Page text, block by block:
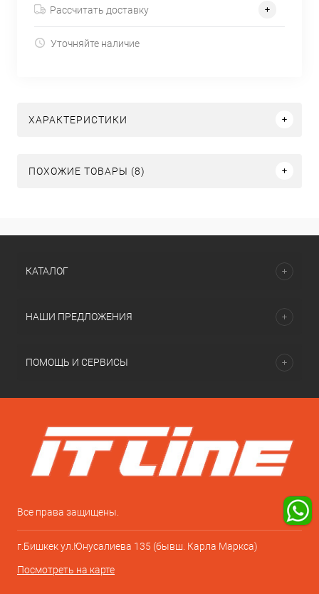
Рассчитать доставку
Уточняйте наличие
ХАРАКТЕРИСТИКИ
ПОХОЖИЕ ТОВАРЫ (8)
КАТАЛОГ
НАШИ ПРЕДЛОЖЕНИЯ
ПОМОЩЬ И СЕРВИСЫ
Все права защищены.
г.Бишкек ул.Юнусалиева 135 (бывш. Карла Маркса)
Посмотреть на карте